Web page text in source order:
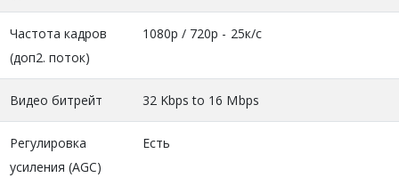
Частота кадров
(доп2. поток)
1080р / 720р - 25к/с
Видео битрейт 32 Kbps to 16 Mbps
Регулировка
усиления (AGC)
Есть